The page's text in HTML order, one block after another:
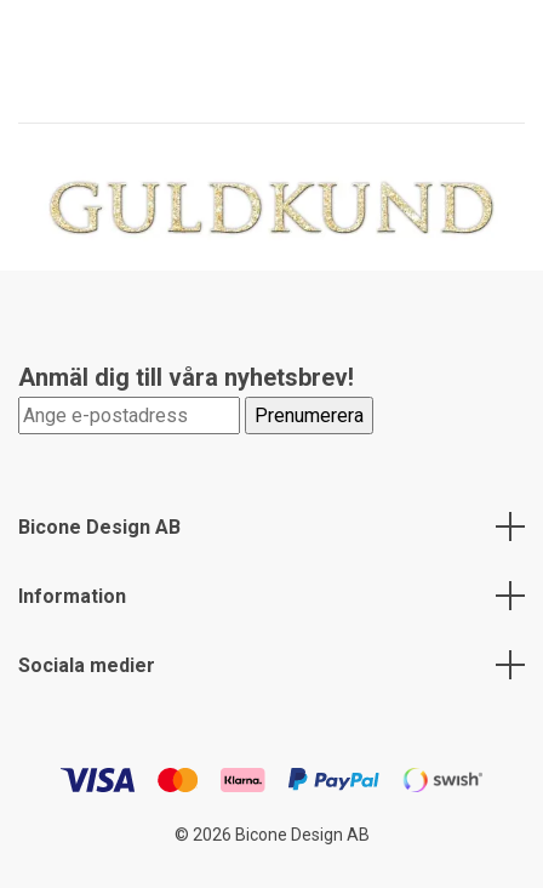
Anmäl dig till våra nyhetsbrev!
Bicone Design AB
Information
Sociala medier
© 2026 Bicone Design AB